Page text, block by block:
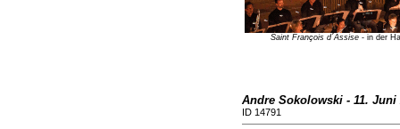
Saint François d´Assise- in der
Andre Sokolowski - 11. Juni
ID 14791